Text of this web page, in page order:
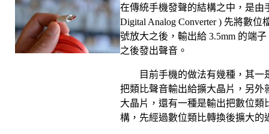
在傳統手機發聲的結構之中，是
Digital Analog Converter ) 先將數位
號放大之後，輸出給 3.5mm 的端
之後發出聲音。
目前手機的做法有幾種，其
把類比聲音輸出給擴大晶片，另
大晶片，還有一種是輸出把數位
構，先經過數位類比轉換後擴大的